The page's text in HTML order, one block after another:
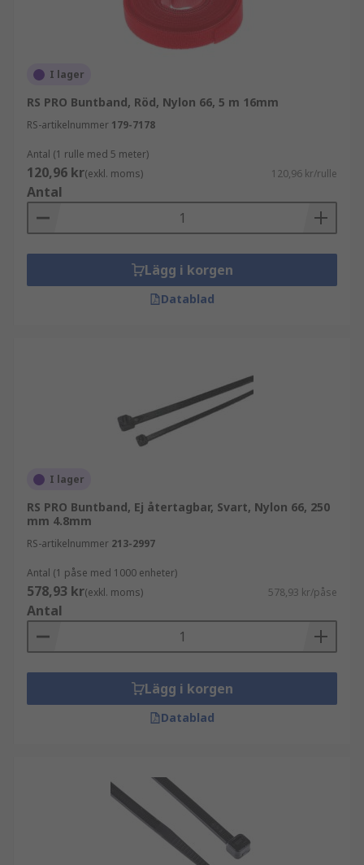
I lager
RS PRO Buntband, Röd, Nylon 66, 5 m 16mm
RS-artikelnummer 179-7178
Antal (1 rulle med 5 meter)
120,96 kr(exkl. moms) 120,96 kr/rulle
Antal
Lägg i korgen
Datablad
I lager
RS PRO Buntband, Ej återtagbar, Svart, Nylon 66, 250
mm 4.8mm
RS-artikelnummer 213-2997
Antal (1 påse med 1000 enheter)
578,93 kr(exkl. moms) 578,93 kr/påse
Antal
Lägg i korgen
Datablad